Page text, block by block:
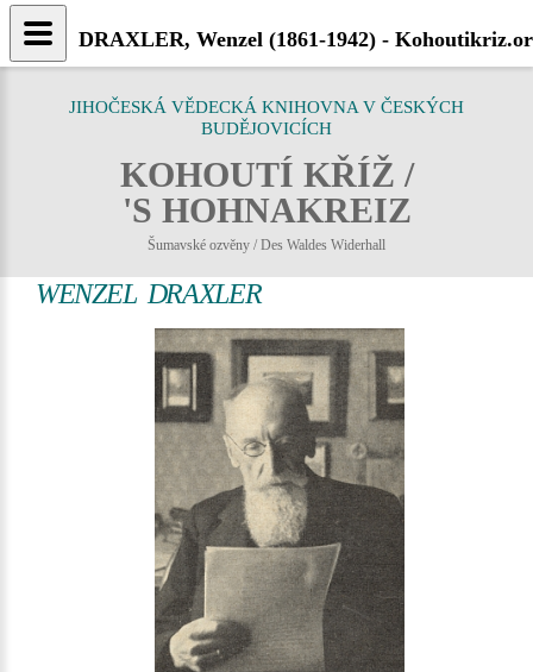
JIHOČESKÁ VĚDECKÁ KNIHOVNA V ČESKÝCH
BUDĚJOVICÍCH
KOHOUTÍ KŘÍŽ /
'S HOHNAKREIZ
Šumavské ozvěny / Des Waldes Widerhall
WENZEL DRAXLER
DRAXLER, Wenzel (1861-1942) -